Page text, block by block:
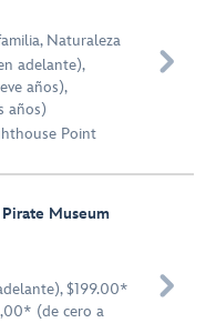
, Naturaleza
adelante),
años),
años)
Point

Museum
$199.00*
(de cero a
